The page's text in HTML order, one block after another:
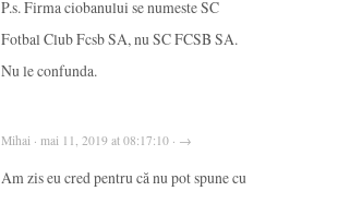
P.s. Firma ciobanului se numeste SC
Fotbal Club Fcsb SA, nu SC FCSB SA.
Nu le confunda.
Mihai · mai 11, 2019 at 08:17:10 · →
Am zis eu cred pentru că nu pot spune cu